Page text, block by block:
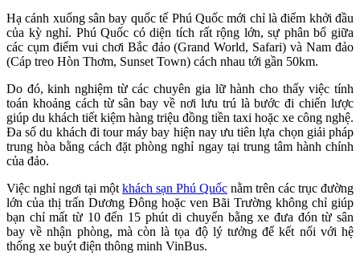
Hạ cánh xuống sân bay quốc tế Phú Quốc mới chỉ là điểm khởi đầu
của kỳ nghỉ. Phú Quốc có diện tích rất rộng lớn, sự phân bổ giữa
các cụm điểm vui chơi Bắc đảo (Grand World, Safari) và Nam đảo
(Cáp treo Hòn Thơm, Sunset Town) cách nhau tới gần 50km.
Do đó, kinh nghiệm từ các chuyên gia lữ hành cho thấy việc tính
toán khoảng cách từ sân bay về nơi lưu trú là bước đi chiến lược
giúp du khách tiết kiệm hàng triệu đồng tiền taxi hoặc xe công nghệ.
Đa số du khách đi tour máy bay hiện nay ưu tiên lựa chọn giải pháp
trung hòa bằng cách đặt phòng nghỉ ngay tại trung tâm hành chính
của đảo.
Việc nghỉ ngơi tại một khách sạn Phú Quốc nằm trên các trục đường
lớn của thị trấn Dương Đông hoặc ven Bãi Trường không chỉ giúp
bạn chỉ mất từ 10 đến 15 phút di chuyển bằng xe đưa đón từ sân
bay về nhận phòng, mà còn là tọa độ lý tưởng để kết nối với hệ
thống xe buýt điện thông minh VinBus.